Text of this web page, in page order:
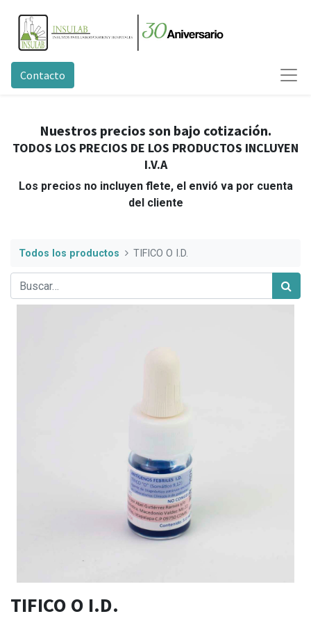
Contacto
Nuestros precios son bajo cotización.
TODOS LOS PRECIOS DE LOS PRODUCTOS INCLUYEN
I.V.A
Los precios no incluyen flete, el envió va por cuenta
del cliente
Todos los productos TIFICO O I.D.
TIFICO O I.D.